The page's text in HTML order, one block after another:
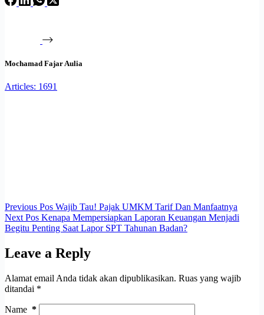
Mochamad Fajar Aulia
Articles: 1691
Previous Pos Wajib Tau! Pajak UMKM Tarif Dan Manfaatnya
Next Pos Kenapa Mempersiapkan Laporan Keuangan Menjadi
Begitu Penting Saat Lapor SPT Tahunan Badan?
Leave a Reply
Alamat email Anda tidak akan dipublikasikan. Ruas yang wajib
ditandai *
Name *